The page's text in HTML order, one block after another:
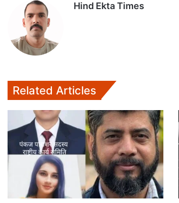
A
p
p
o
o
k
Hind Ekta Times
Related Articles